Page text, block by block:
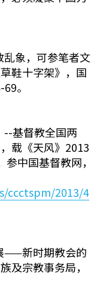
象，可参笔者文
鞋十字架》，国
。
基督教全国两
载《天风》2013
中国基督教网，
ccctspm/2013/4
——新时期教会的
及宗教事务局，